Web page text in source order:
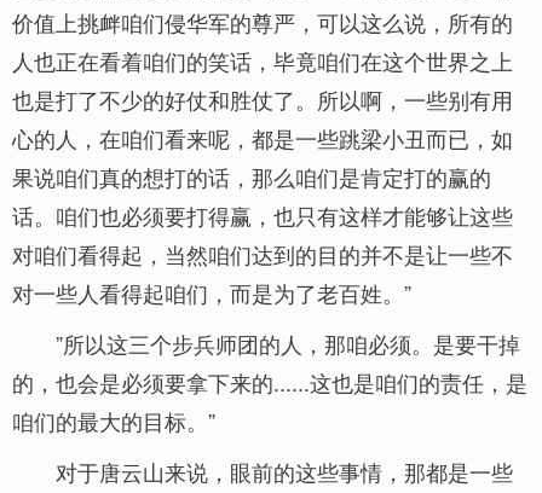
价值上挑衅咱们侵华军的尊严，可以这么说，所有的
人也正在看着咱们的笑话，毕竟咱们在这个世界之上
也是打了不少的好仗和胜仗了。所以啊，一些别有用
心的人，在咱们看来呢，都是一些跳梁小丑而已，如
果说咱们真的想打的话，那么咱们是肯定打的赢的
话。咱们也必须要打得赢，也只有这样才能够让这些
对咱们看得起，当然咱们达到的目的并不是让一些不
对一些人看得起咱们，而是为了老百姓。”
”所以这三个步兵师团的人，那咱必须。是要干掉
的，也会是必须要拿下来的......这也是咱们的责任，是
咱们的最大的目标。”
对于唐云山来说，眼前的这些事情，那都是一些